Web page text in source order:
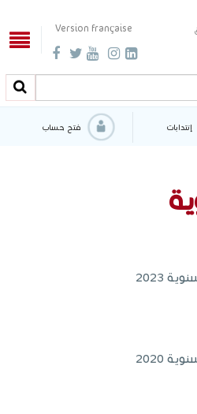
Version française
البحث
إنتدابات فتح حساب
2023
2020